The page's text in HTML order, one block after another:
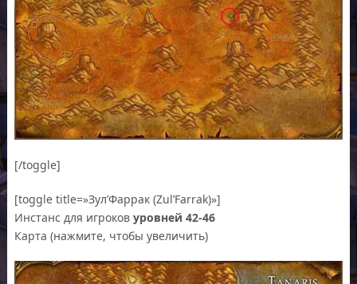
[/toggle]
[toggle title=»Зул’Фаррак (Zul’Farrak)»]
Инстанс для игроковуровней 42-46
Карта (нажмите, чтобы увеличить)